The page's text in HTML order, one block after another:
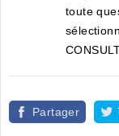
toute
Partager